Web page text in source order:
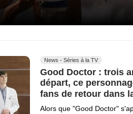
News - Séries à la TV
Good Doctor : trois
départ, ce
fans de retour dans
Alors que "Good Doctor"